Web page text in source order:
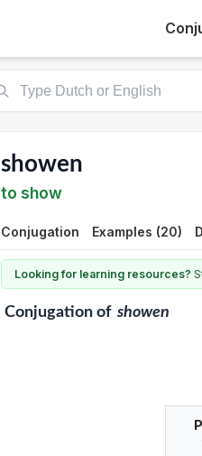
showen
to show
Conjugation Examples (20)
Looking for learning resources?
Conjugationof showen